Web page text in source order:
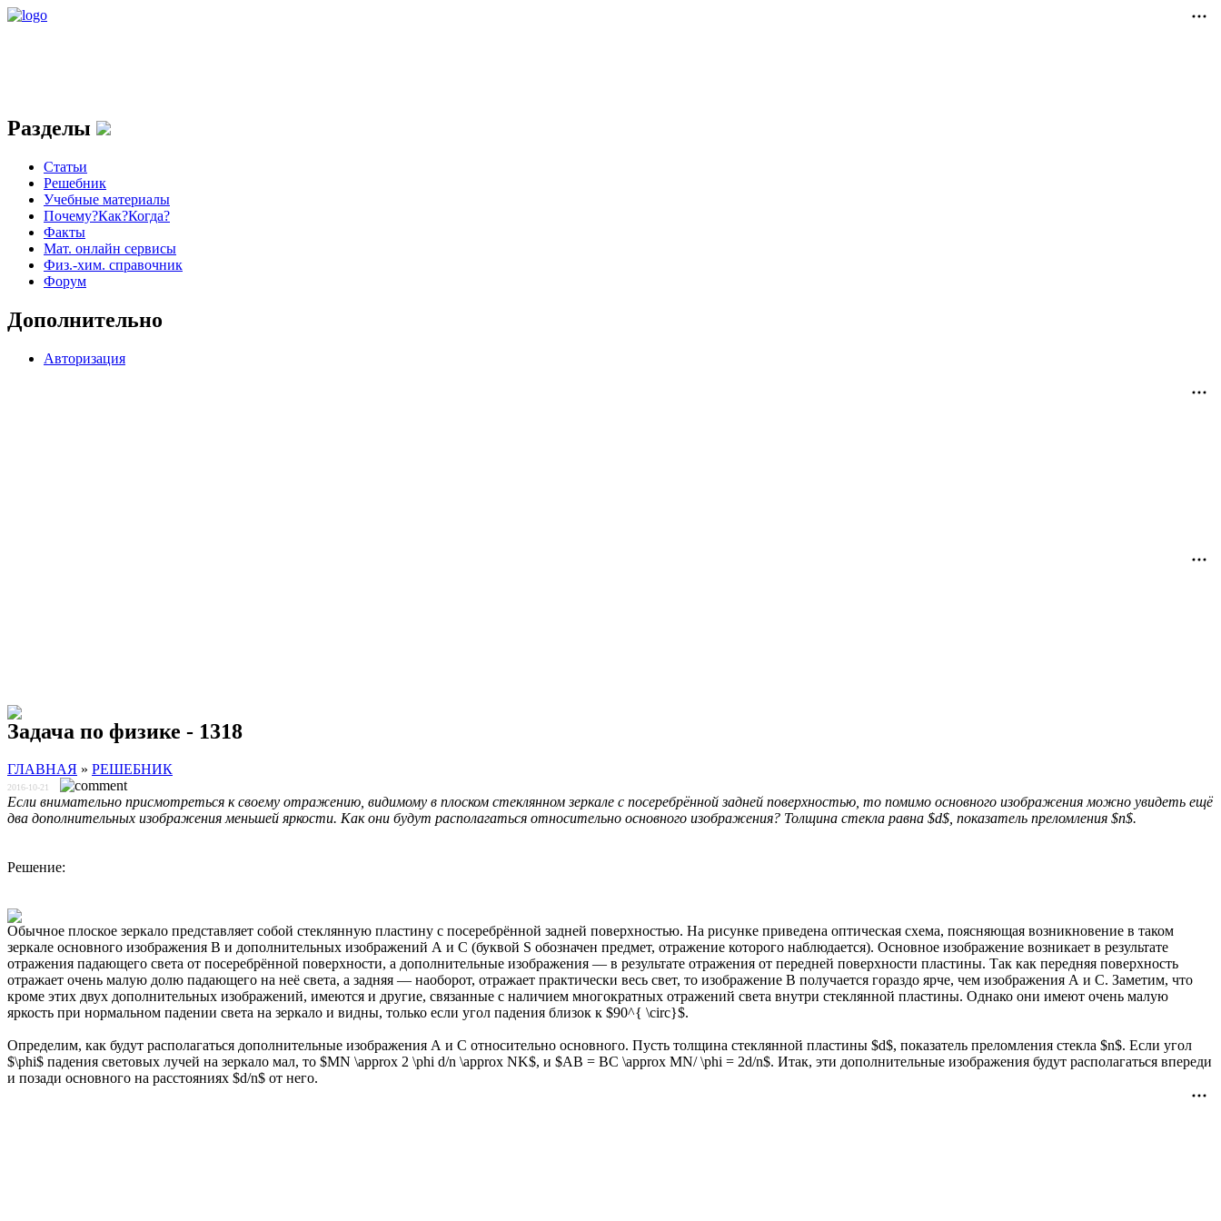
Разделы
Статьи
Решебник
Учебные материалы
Почему?Как?Когда?
Факты
Мат. онлайн сервисы
Физ.-хим. справочник
Форум
Дополнительно
Авторизация
Задача по физике - 1318
ГЛАВНАЯ » РЕШЕБНИК
2016-10-21
Если внимательно присмотреться к своему отражению, видимому в плоском стеклянном зеркале с посеребрённой задней поверхностью, то помимо основного изображения можно увидеть ещё
два дополнительных изображения меньшей яркости. Как они будут располагаться относительно основного изображения? Толщина стекла равна $d$, показатель преломления $n$.
Решение:
Обычное плоское зеркало представляет собой стеклянную пластину с посеребрённой задней поверхностью. На рисунке приведена оптическая схема, поясняющая возникновение в таком
зеркале основного изображения В и дополнительных изображений А и С (буквой S обозначен предмет, отражение которого наблюдается). Основное изображение возникает в результате
отражения падающего света от посеребрённой поверхности, а дополнительные изображения — в результате отражения от передней поверхности пластины. Так как передняя поверхность
отражает очень малую долю падающего на неё света, а задняя — наоборот, отражает практически весь свет, то изображение В получается гораздо ярче, чем изображения А и С. Заметим, что
кроме этих двух дополнительных изображений, имеются и другие, связанные с наличием многократных отражений света внутри стеклянной пластины. Однако они имеют очень малую
яркость при нормальном падении света на зеркало и видны, только если угол падения близок к $90^{ \circ}$.
Определим, как будут располагаться дополнительные изображения А и С относительно основного. Пусть толщина стеклянной пластины $d$, показатель преломления стекла $n$. Если угол
$\phi$ падения световых лучей на зеркало мал, то $MN \approx 2 \phi d/n \approx NK$, и $AB = BC \approx MN/ \phi = 2d/n$. Итак, эти дополнительные изображения будут располагаться впереди
и позади основного на расстояниях $d/n$ от него.